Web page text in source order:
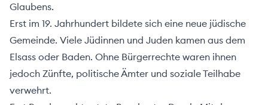
melden
Glaubens.
Erst im 19. Jahrhundert bildete sich eine neue jüdische
Gemeinde. Viele Jüdinnen und Juden kamen aus dem
Elsass oder Baden. Ohne Bürgerrechte waren ihnen
jedoch Zünfte, politische Ämter und soziale Teilhabe
verwehrt.